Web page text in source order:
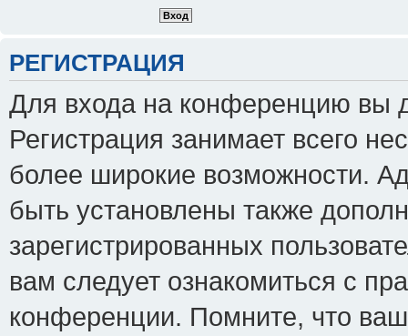
РЕГИСТРАЦИЯ
Для входа на конференцию вы
Регистрация занимает всего
более широкие возможности.
быть установлены также
зарегистрированных
вам следует ознакомиться с
конференции. Помните, что